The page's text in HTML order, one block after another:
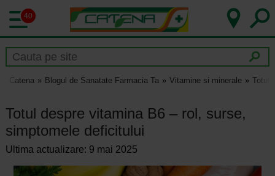
40
Catena Blogul de Sanatate Farmacia Ta Vitamine si minerale Totul
Totul despre vitamina B6 – rol, surse,
simptomele deficitului
Ultima actualizare: 9 mai 2025